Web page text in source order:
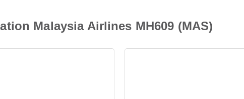
Malaysia Airlines MH609 (MAS)